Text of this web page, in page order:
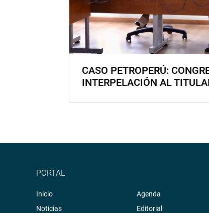
CASO PETROPERÚ:
INTERPELACIÓN AL
PORTAL
Inicio
Noticias
Agenda
Editorial